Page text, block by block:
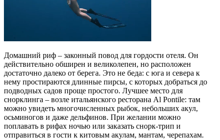
Домашний риф – законный повод для гордости отеля. Он
действительно обширен и великолепен, но расположен
достаточно далеко от берега. Это не беда: с юга и севера к
нему простираются длинные пирсы, с которых добраться до
подводных садов проще простого. Лучшее место для
снорклинга – возле итальянского ресторана Al Pontile: там
можно увидеть многочисленных рыбок, небольших акул,
осьминогов и даже дельфинов. При желании можно
поплавать в рифах ночью или заказать снорк-трип и
отправиться в гости к китовым акулам, мантам, черепахам.